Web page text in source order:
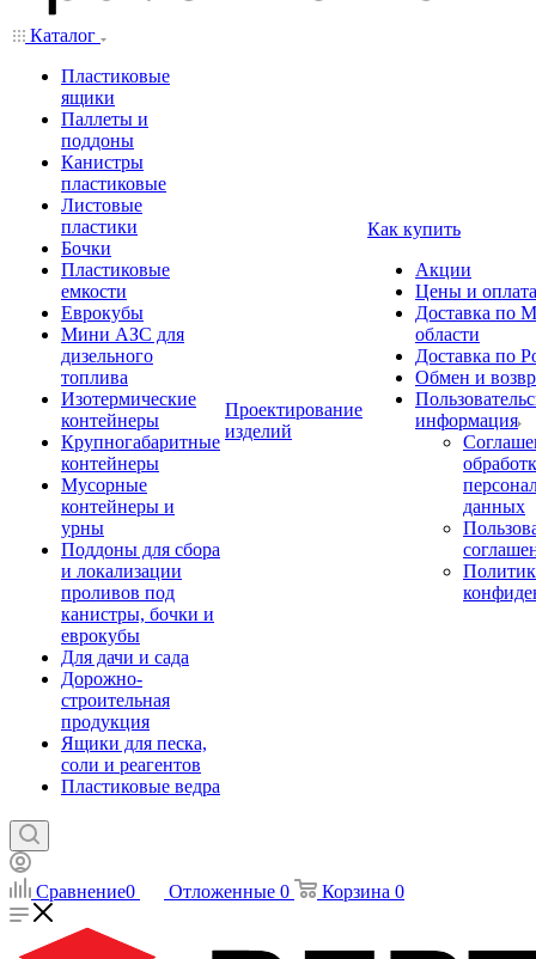
Каталог
Пластиковые
ящики
Паллеты и
поддоны
Канистры
пластиковые
Листовые
пластики
Бочки
Пластиковые
емкости
Еврокубы
Мини АЗС для
дизельного
топлива
Изотермические
контейнеры
Крупногабаритные
контейнеры
Мусорные
контейнеры и
урны
Поддоны для сбора
и локализации
проливов под
канистры, бочки и
еврокубы
Для дачи и сада
Дорожно-
строительная
продукция
Ящики для песка,
соли и реагентов
Пластиковые ведра
Проектирование
изделий
Как купить
Акции
Цены и оплата
Доставка по
области
Доставка по
Обмен и
информация
данных
Сравнение0 Отложенные 0 Корзина 0